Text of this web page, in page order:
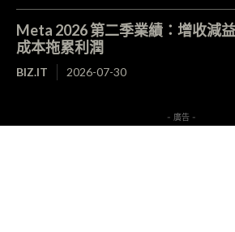
Meta 2026 第二季業績：增收減
成本拖累利潤
BIZ.IT 2026-07-30
- 廣告 -